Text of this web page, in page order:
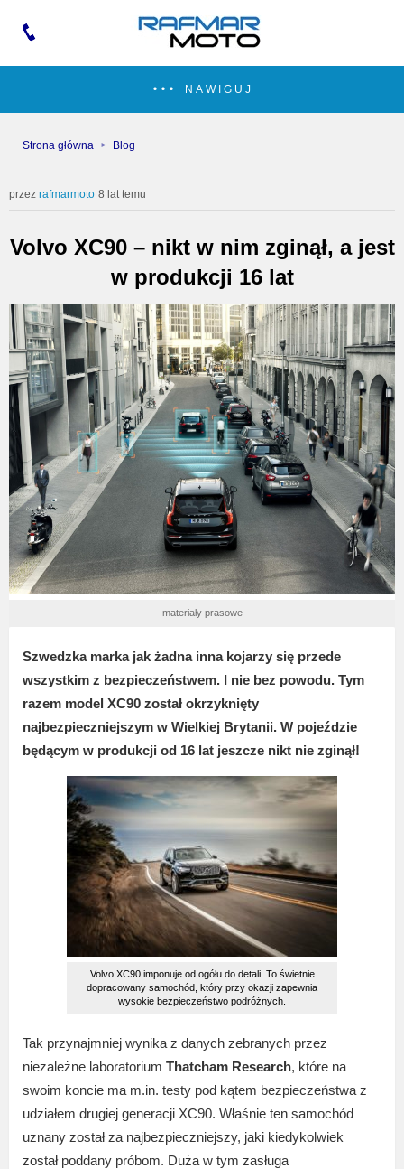
NAWIGUJ
Strona główna Blog
rafmarmoto 8 lat temu
Volvo XC90 – nikt w nim zginął, a jest
w produkcji 16 lat
materiały prasowe
Szwedzka marka jak żadna inna kojarzy się przede
wszystkim z bezpieczeństwem. I nie bez powodu. Tym
razem model XC90 został okrzyknięty
najbezpieczniejszym w Wielkiej Brytanii. W pojeździe
będącym w produkcji od 16 lat jeszcze nikt nie zginął!
Volvo XC90 imponuje od ogółu do detali. To świetnie
dopracowany samochód, który przy okazji zapewnia
wysokie bezpieczeństwo podróżnych.
Tak przynajmniej wynika z danych zebranych przez
niezależne laboratorium Thatcham Research, które na
swoim koncie ma m.in. testy pod kątem bezpieczeństwa z
udziałem drugiej generacji XC90. Właśnie ten samochód
uznany został za najbezpieczniejszy, jaki kiedykolwiek
został poddany próbom. Duża w tym zasługa